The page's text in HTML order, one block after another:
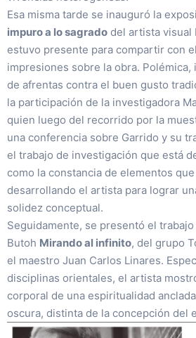
Esa misma tarde se inauguró la
impuro a lo sagrado del artista visual
estuvo presente para compartir con
impresiones sobre la obra.
de afrentas contra el buen gusto
la participación de la investigadora
quien luego del recorrido por la
una conferencia sobre Garrido y su
el trabajo de investigación que está
como la constancia de elementos
desarrollando el artista para lograr
solidez conceptual.
Seguidamente, se presentó el trabajo
Butoh Mirando al infinito, del grupo
el maestro Juan Carlos Linares.
disciplinas orientales, el artista
corporal de una espiritualidad
oscura, distinta de la concepción del